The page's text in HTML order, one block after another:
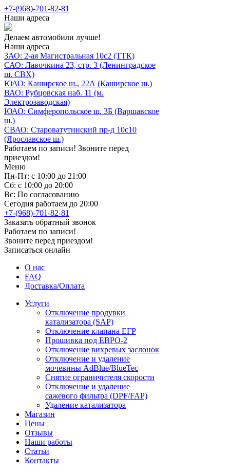
+7-(968)-701-82-81
Наши адреса
Делаем автомобили лучше!
Наши адреса
ЗАО: 2-ая Магистральная 10с2 (ТТК)
САО: Лавочкина 23, стр. 3 (Ленинградское
ш. СВХ)
ЮАО: Каширское ш., 22А (Каширское ш.)
ВАО: Рубцовская наб. 11 (м.
Электрозаводская)
ЮАО: Симферопольское ш. 3Б (Варшавское
ш.)
СВАО: Староватутинский пр-д 10с10
(Ярославское ш.)
Работаем по записи! Звоните перед
приездом!
Меню
Пн-Пт: с 10:00 до 21:00
Сб: с 10:00 до 20:00
Вс: По согласованию
Сегодня работаем до 20:00
+7-(968)-701-82-81
Заказать обратный звонок
Работаем по записи!
Звоните перед приездом!
Записаться онлайн
О нас
FAQ
Доставка/Оплата
Услуги
Отключение продувки
катализатора (SAP)
Отключение клапана ЕГР
Прошивка под ЕВРО-2
Отключение вихревых заслонок
Отключение и удаление
мочевины AdBlue/BlueTec
Снятие ограничителя скорости
Отключение и удаление
сажевого фильтра (DPF/FAP)
Удаление катализатора
Магазин
Цены
Отзывы
Наши работы
Статьи
Контакты